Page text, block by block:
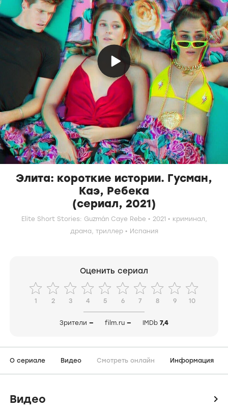
Элита: короткие истории. Гусман,
Каэ, Ребека
(сериал, 2021)
Elite Short Stories: Guzmán Caye Rebe 2021
криминал,
драма, триллер Испания
Оценить сериал
1 2 3 4 5 6 7 8 9 10
Зрители — film.ru — IMDb 7,4
О сериале Видео Смотреть онлайн Информация
Видео icon